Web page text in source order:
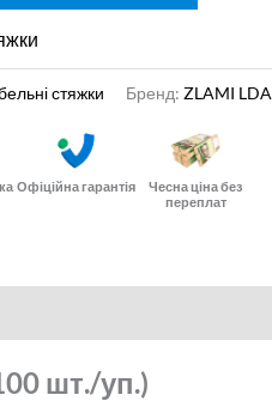
стяжки Бренд: ZLAMI LDA
Офіційна гарантія
Чесна ціна без
переплат
шт./уп.)